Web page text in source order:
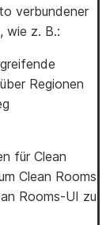
verbundener
wie z. B.:
Regionen
für Clean
Clean Rooms
Rooms-UI zu